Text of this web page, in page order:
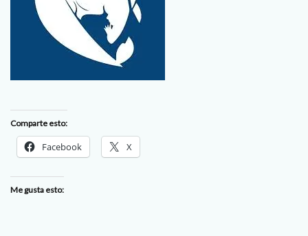
Comparte esto:
Facebook X
Me gusta esto: